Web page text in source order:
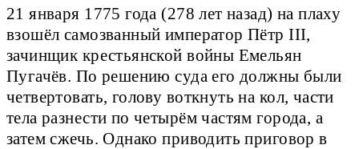
21 января 1775 года (278 лет назад) на плаху
взошёл самозванный император Пётр III,
зачинщик крестьянской войны Емельян
Пугачёв. По решению суда его должны были
четвертовать, голову воткнуть на кол, части
тела разнести по четырём частям города, а
затем сжечь. Однако приводить приговор в